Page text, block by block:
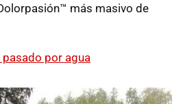
más masivo de
por agua